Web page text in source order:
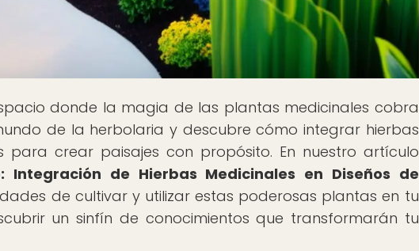
donde la magia de las plantas medicinales cobra
de la herbolaria y descubre cómo integrar hierbas
para crear paisajes con propósito. En nuestro artículo
Integración de Hierbas Medicinales en Diseños de
de cultivar y utilizar estas poderosas plantas en tu
un sinfín de conocimientos que transformarán tu